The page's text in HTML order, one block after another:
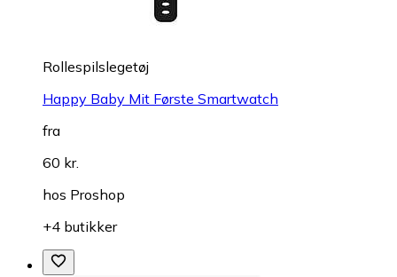
Rollespilslegetøj
Happy Baby Mit Første Smartwatch
fra
60 kr.
hos Proshop
+4 butikker